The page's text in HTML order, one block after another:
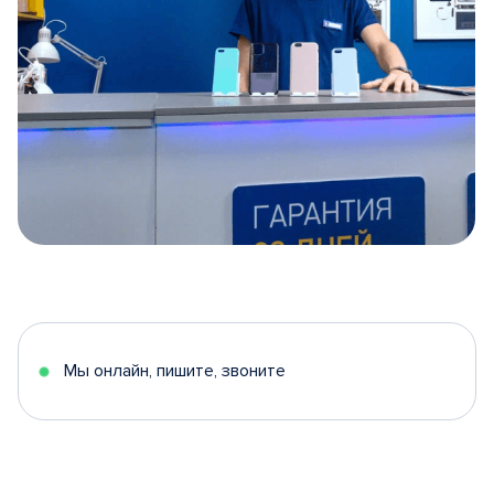
5
Мы онлайн, пишите, звоните